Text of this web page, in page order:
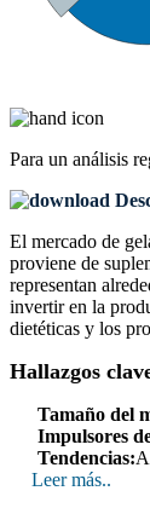
Para un análisis
El mercado de
proviene de
representan
invertir en la
dietéticas y los
Hallazgos
Tamaño del
Impulsores
Tendencias:
Leer más..